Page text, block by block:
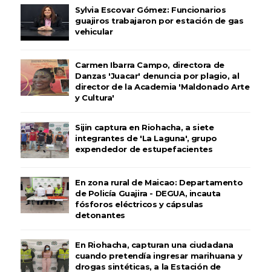
Sylvia Escovar Gómez: Funcionarios
guajiros trabajaron por estación de gas
vehicular
Carmen Ibarra Campo, directora de
Danzas 'Juacar' denuncia por plagio, al
director de la Academia 'Maldonado Arte
y Cultura'
Sijin captura en Riohacha, a siete
integrantes de 'La Laguna', grupo
expendedor de estupefacientes
En zona rural de Maicao: Departamento
de Policía Guajira - DEGUA, incauta
fósforos eléctricos y cápsulas
detonantes
En Riohacha, capturan una ciudadana
cuando pretendía ingresar marihuana y
drogas sintéticas, a la Estación de